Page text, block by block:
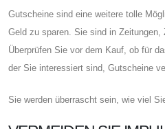
Gutscheine sind eine weitere tolle
Geld zu sparen. Sie sind in Zeitungen,
Überprüfen Sie vor dem Kauf, ob für
der Sie interessiert sind, Gutscheine
Sie werden überrascht sein, wie viel